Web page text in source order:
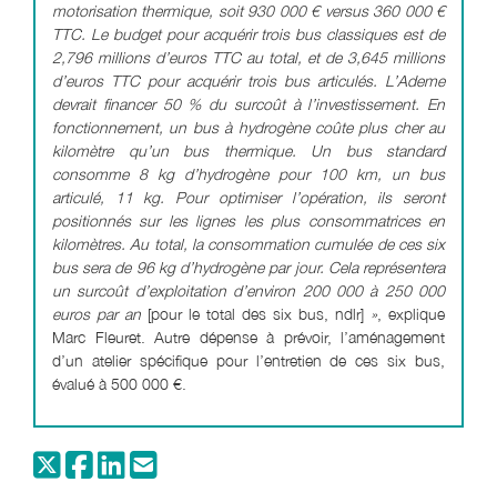
motorisation thermique, soit 930 000 € versus 360 000 €
TTC. Le budget pour acquérir trois bus classiques est de
2,796 millions d’euros TTC au total, et de 3,645 millions
d’euros TTC pour acquérir trois bus articulés. L’Ademe
devrait financer 50 % du surcoût à l’investissement. En
fonctionnement, un bus à hydrogène coûte plus cher au
kilomètre qu’un bus thermique. Un bus standard
consomme 8 kg d’hydrogène pour 100 km, un bus
articulé, 11 kg. Pour optimiser l’opération, ils seront
positionnés sur les lignes les plus consommatrices en
kilomètres. Au total, la consommation cumulée de ces six
bus sera de 96 kg d’hydrogène par jour. Cela représentera
un surcoût d’exploitation d’environ 200 000 à 250 000
euros par an [pour le total des six bus, ndlr] » , explique
Marc Fleuret. Autre dépense à prévoir, l’aménagement
d’un atelier spécifique pour l’entretien de ces six bus,
évalué à 500 000 €.